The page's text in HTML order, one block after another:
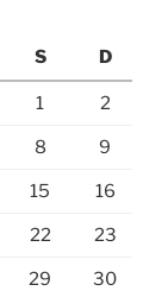
S D
1 2
8 9
15 16
22 23
29 30